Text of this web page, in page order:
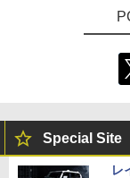
Special Site
レ